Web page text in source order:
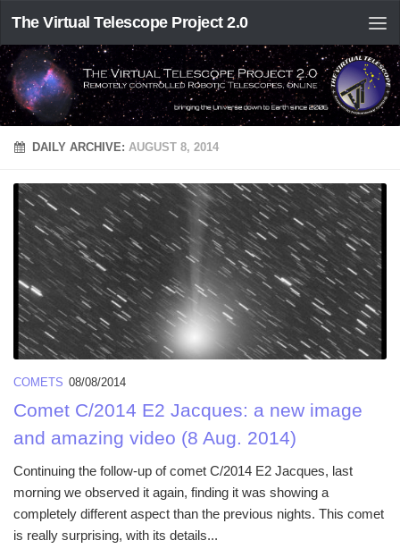
The Virtual Telescope Project 2.0
DAILY ARCHIVE: AUGUST 8, 2014
COMETS 08/08/2014
Comet C/2014 E2 Jacques: a new image
and amazing video (8 Aug. 2014)
Continuing the follow-up of comet C/2014 E2 Jacques, last
morning we observed it again, finding it was showing a
completely different aspect than the previous nights. This comet
is really surprising, with its details...